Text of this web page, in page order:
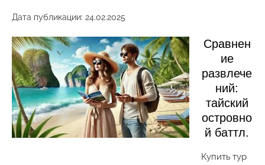
Дата публикации: 24.02.2025
Сравнен
ие
развлече
ний:
тайский
островно
й баттл.
Купить тур